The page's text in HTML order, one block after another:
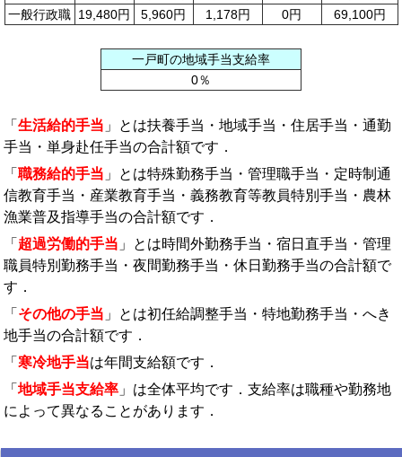
一般行政職 19,480円 5,960円 1,178円 0円 69,100円
一戸町の地域手当支給率
0％
「 生活給的手当 」とは扶養手当・地域手当・住居手当・通勤
手当・単身赴任手当の合計額です．
「 職務給的手当 」とは特殊勤務手当・管理職手当・定時制通
信教育手当・産業教育手当・義務教育等教員特別手当・農林
漁業普及指導手当の合計額です．
「 超過労働的手当 」とは時間外勤務手当・宿日直手当・管理
職員特別勤務手当・夜間勤務手当・休日勤務手当の合計額で
す．
「 その他の手当 」とは初任給調整手当・特地勤務手当・へき
地手当の合計額です．
「 寒冷地手当は年間支給額です．
「 地域手当支給率 」は全体平均です．支給率は職種や勤務地
によって異なることがあります．